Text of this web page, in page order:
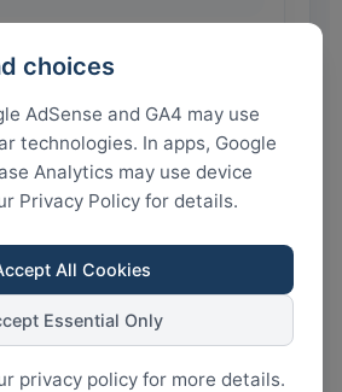
choices
AdSense and GA4 may use
technologies. In apps, Google
Analytics may use device
Privacy Policy for details.
All Cookies
Essential Only
privacy policy for more details.
🇸🇦Saudi Arabia
Rank by Country